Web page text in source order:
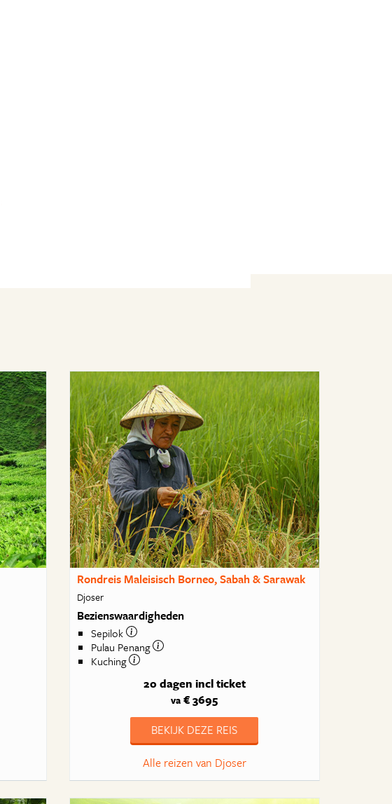
Rondreis Maleisisch Borneo, Sabah & Sarawak
Djoser
Bezienswaardigheden
Sepilok
Pulau Penang
Kuching
20 dagen incl ticket
va € 3695
BEKIJK DEZE REIS
Alle reizen van Djoser